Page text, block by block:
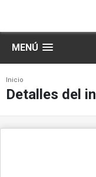
MENÚ
Inicio
Detalles del